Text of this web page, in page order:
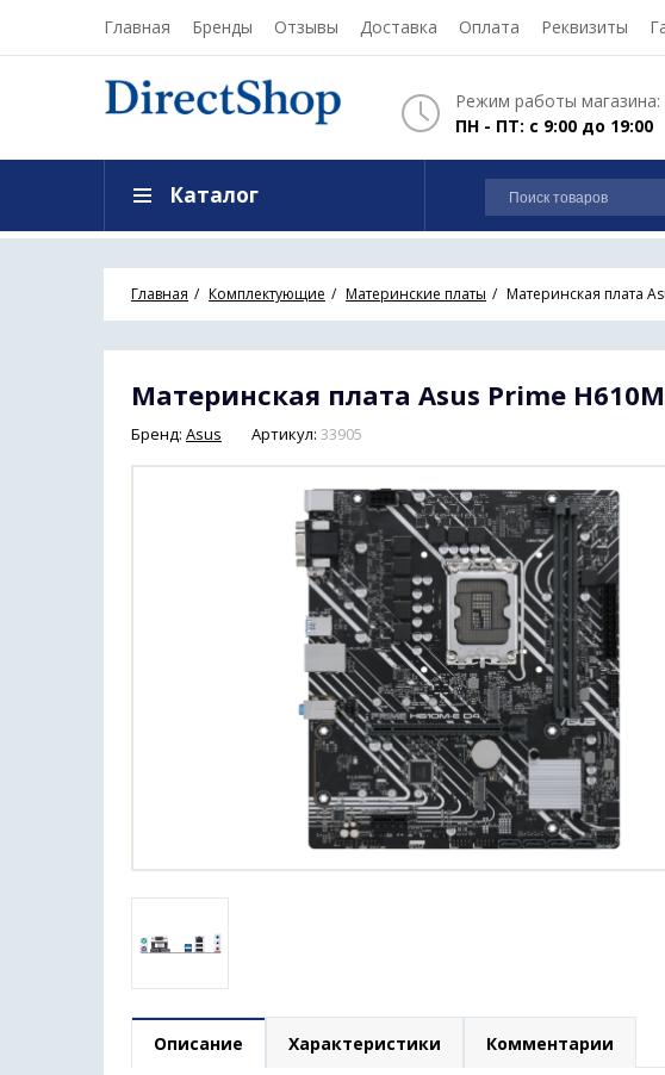
Главная Бренды Отзывы Доставка Оплата Реквизиты
Режим работы магазина:
ПН - ПТ: с 9:00 до 19:00
Каталог
Главная Комплектующие Материнские платы Материнская плата
Материнская плата Asus Prime
Бренд: Asus Артикул: 33905
Описание Характеристики Комментарии